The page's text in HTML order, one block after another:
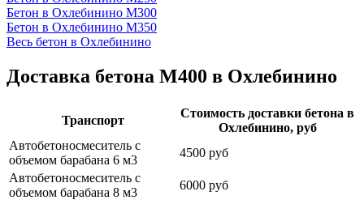
Бетон в Охлебинино М300
Бетон в Охлебинино М350
Весь бетон в Охлебинино
Доставка бетона М400 в Охлебинино
Транспорт
Стоимость доставки бетона в
Охлебинино, руб
Автобетоносмеситель с
объемом барабана 6 м3
4500 руб
Автобетоносмеситель с
объемом барабана 8 м3
6000 руб